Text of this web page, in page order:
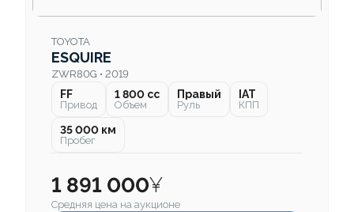
TOYOTA
ESQUIRE
ZWR80G • 2019
FF
Привод
1 800 cc
Объем
Правый
Руль
IAT
КПП
35 000 км
Пробег
1 891 000¥
Средняя цена на аукционе